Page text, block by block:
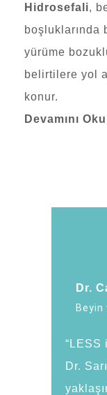
Hidrosefali,
boşluklarında
yürüme
belirtilere yol
konur.
Devamını
Dr.
Beyin
“LESS
Dr.